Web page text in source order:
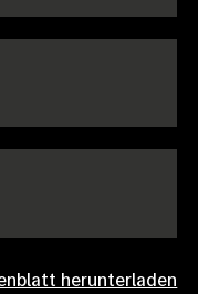
herunterladen